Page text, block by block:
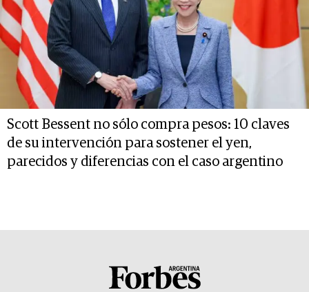
Scott Bessent no sólo compra pesos: 10 claves
de su intervención para sostener el yen,
parecidos y diferencias con el caso argentino